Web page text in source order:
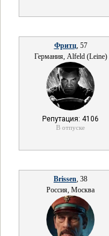
Фритц, 57
Германия, Alfeld (Leine)
Репутация: 4106
В отпуске
Brissen, 38
Россия, Москва